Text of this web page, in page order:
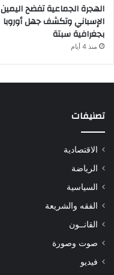
الهجرة الجماعية تفضح اليمين
الإسباني وتكشف جهل أوروبا
بجغرافية سبتة
منذ 4 أيام
تصنيفات
الاقتصادية
الرياضة
السياسية
الفقه والشريعة
القانــون
صوت وصورة
فيديو